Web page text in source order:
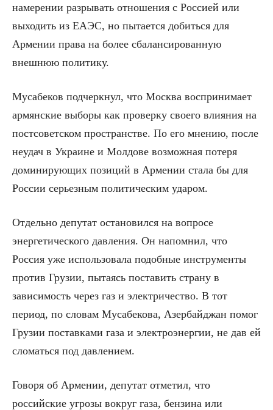
намерении разрывать отношения с Россией или
выходить из ЕАЭС, но пытается добиться для
Армении права на более сбалансированную
внешнюю политику.
Мусабеков подчеркнул, что Москва воспринимает
армянские выборы как проверку своего влияния на
постсоветском пространстве. По его мнению, после
неудач в Украине и Молдове возможная потеря
доминирующих позиций в Армении стала бы для
России серьезным политическим ударом.
Отдельно депутат остановился на вопросе
энергетического давления. Он напомнил, что
Россия уже использовала подобные инструменты
против Грузии, пытаясь поставить страну в
зависимость через газ и электричество. В тот
период, по словам Мусабекова, Азербайджан помог
Грузии поставками газа и электроэнергии, не дав ей
сломаться под давлением.
Говоря об Армении, депутат отметил, что
российские угрозы вокруг газа, бензина или